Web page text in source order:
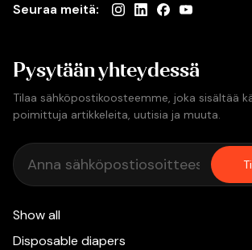
Seuraa meitä:
Pysytään yhteydessä
Tilaa sähköpostikoosteemme, joka sisältää
poimittuja artikkeleita, uutisia ja muuta.
Show all
Disposable diapers